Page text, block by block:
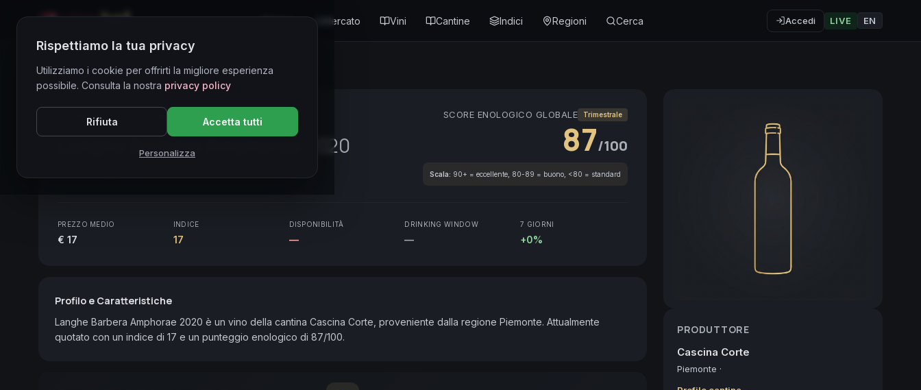
Mercato Vini Cantine Indici Regioni Cerca Accedi LIVE EN
Directory Vini
CORE ASSET ● STABLE Piemonte
Langhe Barbera Amphorae 2020
SCORE ENOLOGICO GLOBALE Trimestrale
87/100
Scala: 90+ = eccellente, 80-89 = buono, <80 = standard
PREZZO MEDIO
€ 17
INDICE
17
DISPONIBILITÀ
—
DRINKING WINDOW
—
7 GIORNI
+0%
Profilo e Caratteristiche
Langhe Barbera Amphorae 2020 è un vino della cantina Cascina Corte, proveniente dalla regione Piemonte. Attualmente
quotato con un indice di 17 e un punteggio enologico di 87/100.
PRODUTTORE
Cascina Corte
Piemonte ·
Rispettiamo la tua privacy
Utilizziamo i cookie per offrirti la migliore esperienza
possibile. Consulta la nostra privacy policy
Rifiuta Accetta tutti
Personalizza